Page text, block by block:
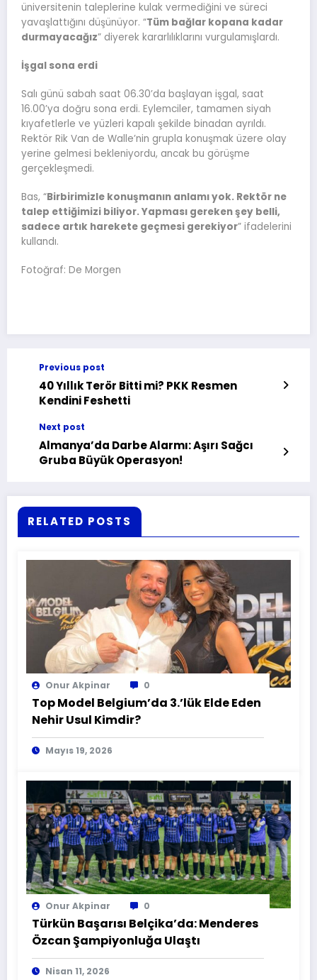
üniversitenin taleplerine kulak vermediğini ve süreci
yavaşlattığını düşünüyor. “Tüm bağlar kopana kadar
durmayacağız” diyerek kararlılıklarını vurgulamışlardı.
İşgal sona erdi
Salı günü sabah saat 06.30’da başlayan işgal, saat
16.00’ya doğru sona erdi. Eylemciler, tamamen siyah
kıyafetlerle ve yüzleri kapalı şekilde binadan ayrıldı.
Rektör Rik Van de Walle’nin grupla konuşmak üzere olay
yerine gelmesi bekleniyordu, ancak bu görüşme
gerçekleşmedi.
Bas, “Birbirimizle konuşmanın anlamı yok. Rektör ne
talep ettiğimizi biliyor. Yapması gereken şey belli,
sadece artık harekete geçmesi gerekiyor” ifadelerini
kullandı.
Fotoğraf: De Morgen
Previous post
40 Yıllık Terör Bitti mi? PKK Resmen
Kendini Feshetti
Next post
Almanya’da Darbe Alarmı: Aşırı Sağcı
Gruba Büyük Operasyon!
RELATED POSTS
Onur Akpinar 0
Top Model Belgium’da 3.’lük Elde Eden
Nehir Usul Kimdir?
Mayıs 19, 2026
Onur Akpinar 0
Türkün Başarısı Belçika’da: Menderes
Özcan Şampiyonluğa Ulaştı
Nisan 11, 2026